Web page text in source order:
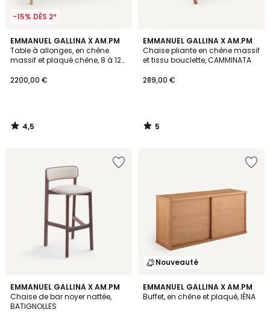
-15% DÈS 2*
EMMANUEL GALLINA X AM.PM
Table à allonges, en chêne
massif et plaqué chêne, 8 à 12
2200,00 €
4,5
/ 5
4,5
/
EMMANUEL GALLINA X AM.PM
Chaise pliante en chêne massif
et tissu bouclette, CAMMINATA
289,00 €
5
/
5
5
/
EMMANUEL GALLINA X AM.PM
Chaise de bar noyer nattée,
BATIGNOLLES
Nouveauté
EMMANUEL GALLINA X AM.PM
Buffet, en chêne et plaqué, IÉNA